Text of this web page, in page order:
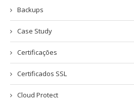
Backups
Case Study
Certificações
Certificados SSL
Cloud Protect